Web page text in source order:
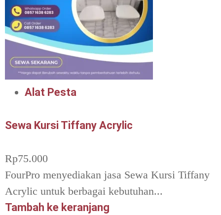
Alat Pesta
Sewa Kursi Tiffany Acrylic
Rp75.000
FourPro menyediakan jasa Sewa Kursi Tiffany
Acrylic untuk berbagai kebutuhan...
Tambah ke keranjang